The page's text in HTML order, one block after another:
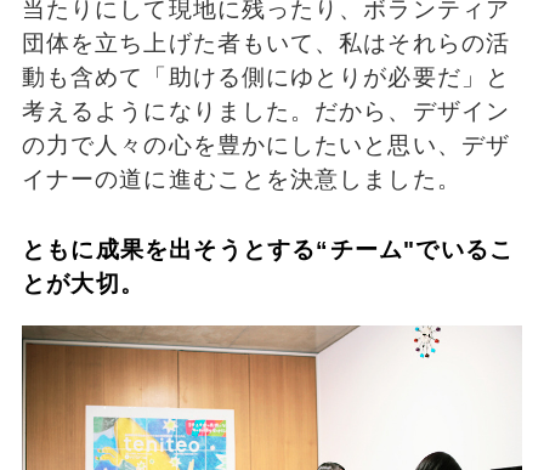
当たりにして現地に残ったり、ボランティア
団体を立ち上げた者もいて、私はそれらの活
動も含めて「助ける側にゆとりが必要だ」と
考えるようになりました。だから、デザイン
の力で人々の心を豊かにしたいと思い、デザ
イナーの道に進むことを決意しました。
ともに成果を出そうとする“チーム"でいるこ
とが大切。